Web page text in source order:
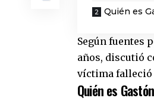
Quién es
Según fuentes
años, discutió
víctima falleció
Quién es